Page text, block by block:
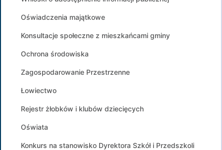
Oświadczenia majątkowe
Konsultacje społeczne z mieszkańcami gminy
Ochrona środowiska
Zagospodarowanie Przestrzenne
Łowiectwo
Rejestr żłobków i klubów dziecięcych
Oświata
Konkurs na stanowisko Dyrektora Szkół i Przedszkoli